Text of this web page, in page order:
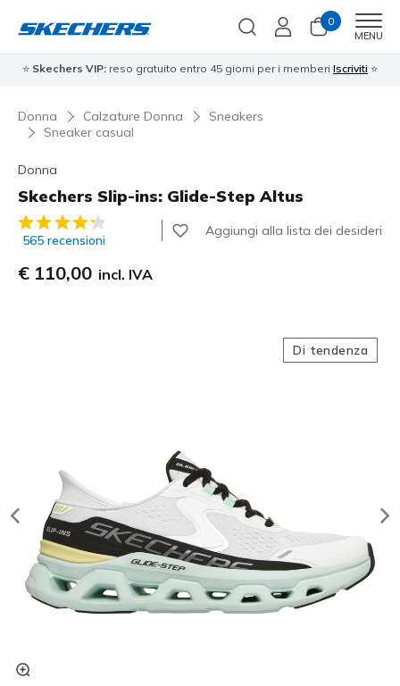
0
MENU
⭐ Skechers VIP: reso gratuito entro 45 giorni per i memberi Iscriviti ⭐
Donna Calzature Donna
Sneakers
Sneaker casual
Donna
Skechers Slip-ins: Glide-Step Altus
Valutazione cliente 5 su 5
565 recensioni
Aggiungi alla lista dei desideri
€ 110,00 incl. IVA
Di tendenza